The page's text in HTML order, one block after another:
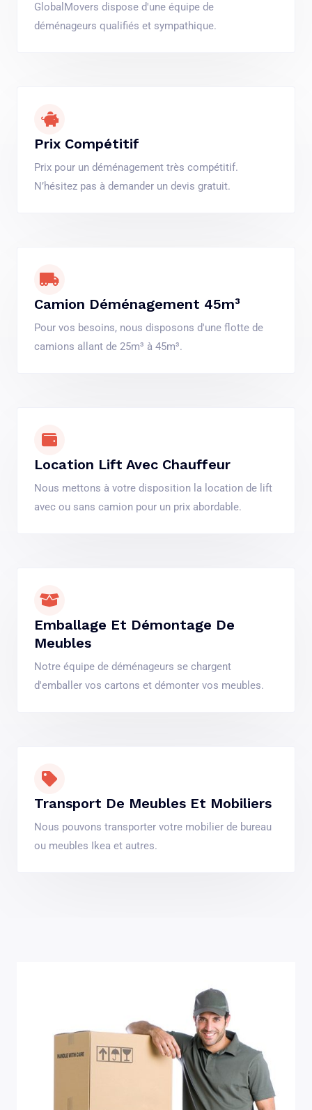
GlobalMovers dispose d'une équipe de
déménageurs qualifiés et sympathique.
Prix Compétitif
Prix pour un déménagement très compétitif.
N’hésitez pas à demander un devis gratuit.
Camion Déménagement 45m³
Pour vos besoins, nous disposons d'une flotte de
camions allant de 25m³ à 45m³.
Location Lift Avec Chauffeur
Nous mettons à votre disposition la location de lift
avec ou sans camion pour un prix abordable.
Emballage Et Démontage De
Meubles
Notre équipe de déménageurs se chargent
d'emballer vos cartons et démonter vos meubles.
Transport De Meubles Et Mobiliers
Nous pouvons transporter votre mobilier de bureau
ou meubles Ikea et autres.